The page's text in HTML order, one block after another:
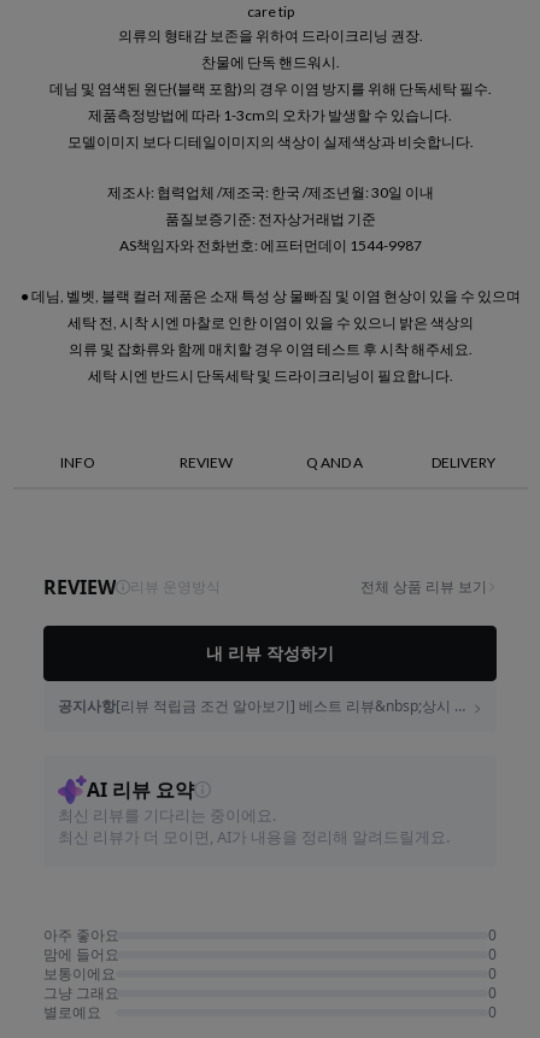
care tip
의류의 형태감 보존을 위하여 드라이크리닝 권장.
찬물에 단독 핸드워시.
데님 및 염색된 원단(블랙 포함)의 경우 이염 방지를 위해 단독세탁 필수.
제품측정방법에 따라 1-3cm의 오차가 발생할 수 있습니다.
모델이미지 보다 디테일이미지의 색상이 실제색상과 비슷합니다.
제조사: 협력업체 /제조국: 한국 /제조년월: 30일 이내
품질보증기준: 전자상거래법 기준
AS책임자와 전화번호: 에프터먼데이 1544-9987
● 데님, 벨벳, 블랙 컬러 제품은 소재 특성 상 물빠짐 및 이염 현상이 있을 수 있으며
세탁 전, 시착 시엔 마찰로 인한 이염이 있을 수 있으니 밝은 색상의
의류 및 잡화류와 함께 매치할 경우 이염 테스트 후 시착 해주세요.
세탁 시엔 반드시 단독세탁 및 드라이크리닝이 필요합니다.
INFO REVIEW Q AND A DELIVERY